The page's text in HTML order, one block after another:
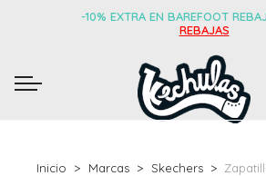
-10% EXTRA EN BAREFOOT
REBAJAS
Inicio Marcas Skechers